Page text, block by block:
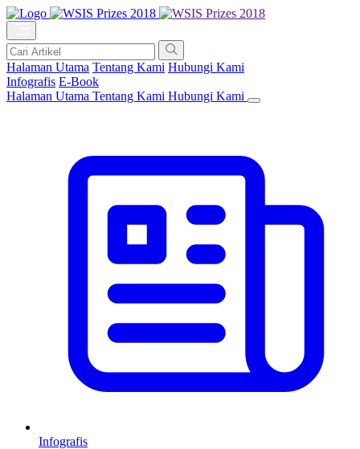
Halaman Utama Tentang Kami Hubungi Kami
Infografis E-Book
Halaman Utama Tentang Kami Hubungi Kami
Infografis